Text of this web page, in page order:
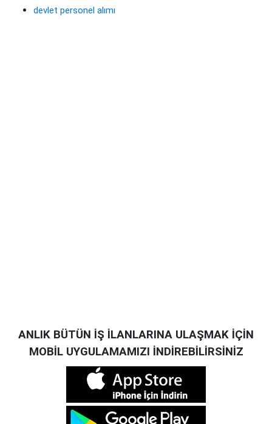
devlet personel alımı
ANLIK BÜTÜN İŞ İLANLARINA ULAŞMAK İÇİN
MOBİL UYGULAMAMIZI İNDİREBİLİRSİNİZ